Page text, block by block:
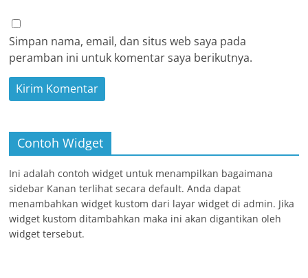
Simpan nama, email, dan situs web saya pada
peramban ini untuk komentar saya berikutnya.
Contoh Widget
Ini adalah contoh widget untuk menampilkan bagaimana
sidebar Kanan terlihat secara default. Anda dapat
menambahkan widget kustom dari layar widget di admin. Jika
widget kustom ditambahkan maka ini akan digantikan oleh
widget tersebut.